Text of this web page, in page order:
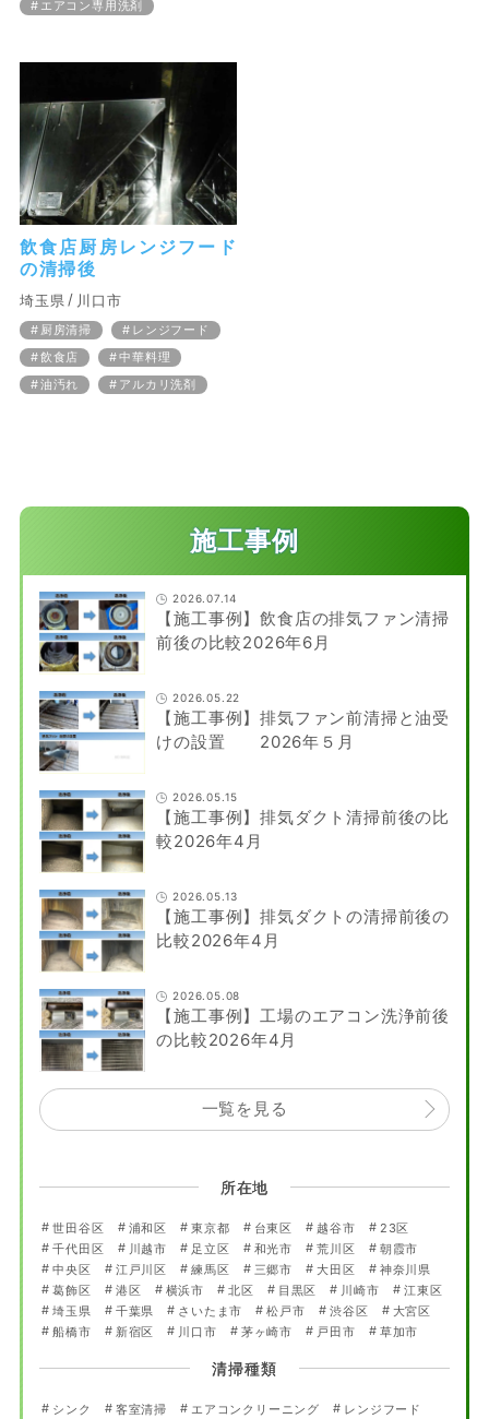
エアコン専用洗剤
飲食店厨房レンジフード
の清掃後
埼玉県 川口市
厨房清掃
レンジフード
飲食店
中華料理
油汚れ
アルカリ洗剤
施工事例
2026.07.14
【施工事例】飲食店の排気ファン清掃
前後の比較2026年6月
2026.05.22
【施工事例】排気ファン前清掃と油受
けの設置 2026年５月
2026.05.15
【施工事例】排気ダクト清掃前後の比
較2026年4月
2026.05.13
【施工事例】排気ダクトの清掃前後の
比較2026年4月
2026.05.08
【施工事例】工場のエアコン洗浄前後
の比較2026年4月
一覧を見る
所在地
世田谷区 浦和区 東京都 台東区 越谷市
23区
千代田区
川越市 足立区 和光市 荒川区
朝霞市
中央区
江戸川区 練馬区 三郷市 大田区
神奈川県
葛飾区
港区 横浜市 北区 目黒区 川崎市
江東区
埼玉県
千葉県 さいたま市 松戸市 渋谷区
大宮区
船橋市
新宿区 川口市 茅ヶ崎市 戸田市 草加市
清掃種類
シンク 客室清掃 エアコンクリーニング
レンジフード